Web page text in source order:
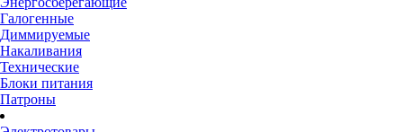
Галогенные
Диммируемые
Накаливания
Технические
Блоки питания
Патроны